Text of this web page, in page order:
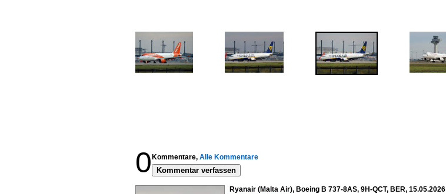
0 Kommentare, Alle Kommentare
Kommentar verfassen
Ryanair (Malta Air), Boeing B 737-8AS, 9H-QCT, BER, 15.05.2026